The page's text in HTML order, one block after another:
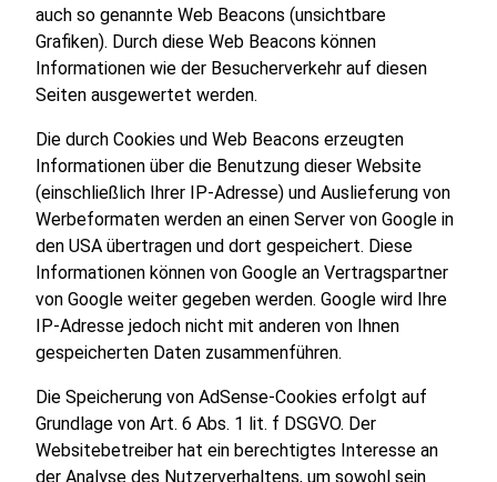
auch so genannte Web Beacons (unsichtbare
Grafiken). Durch diese Web Beacons können
Informationen wie der Besucherverkehr auf diesen
Seiten ausgewertet werden.
Die durch Cookies und Web Beacons erzeugten
Informationen über die Benutzung dieser Website
(einschließlich Ihrer IP-Adresse) und Auslieferung von
Werbeformaten werden an einen Server von Google in
den USA übertragen und dort gespeichert. Diese
Informationen können von Google an Vertragspartner
von Google weiter gegeben werden. Google wird Ihre
IP-Adresse jedoch nicht mit anderen von Ihnen
gespeicherten Daten zusammenführen.
Die Speicherung von AdSense-Cookies erfolgt auf
Grundlage von Art. 6 Abs. 1 lit. f DSGVO. Der
Websitebetreiber hat ein berechtigtes Interesse an
der Analyse des Nutzerverhaltens, um sowohl sein